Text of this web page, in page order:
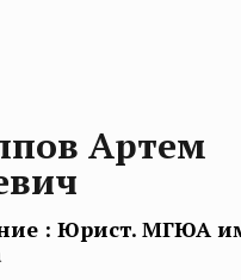
Артем
: Юрист. МГЮА